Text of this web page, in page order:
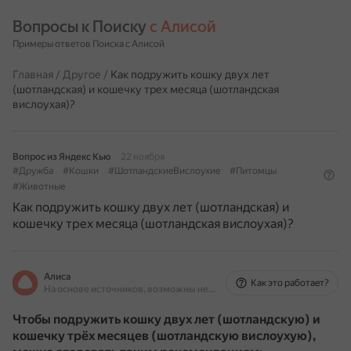
Вопросы к Поиску с Алисой
Примеры ответов Поиска с Алисой
Главная / Другое / Как подружить кошку двух лет
(шотландская) и кошечку трех месяца (шотландская
вислоухая)?
Вопрос из Яндекс Кью
22 ноября
#Дружба
#Кошки #ШотландскиеВислоухие
#Питомцы
#Животные
Как подружить кошку двух лет (шотландская) и
кошечку трех месяца (шотландская вислоухая)?
Алиса
На основе источников, возможны неточности
Как это работает?
Чтобы подружить кошку двух лет (шотландскую) и
кошечку трёх месяцев (шотландскую вислоухую),